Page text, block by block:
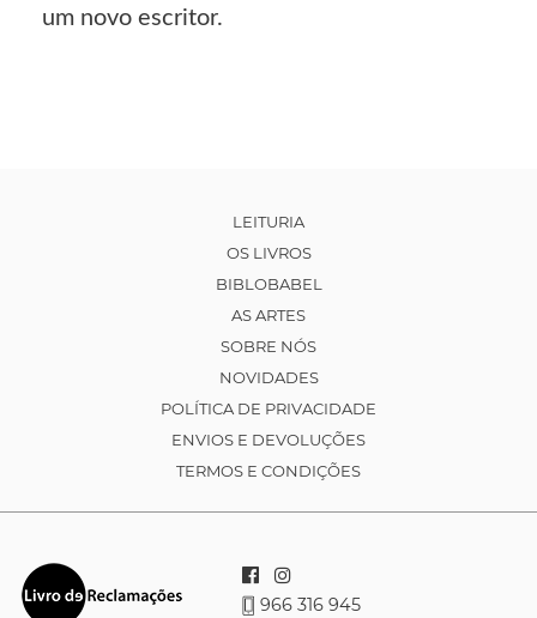
um novo escritor.
LEITURIA
OS LIVROS
BIBLOBABEL
AS ARTES
SOBRE NÓS
NOVIDADES
POLÍTICA DE PRIVACIDADE
ENVIOS E DEVOLUÇÕES
TERMOS E CONDIÇÕES
966 316 945